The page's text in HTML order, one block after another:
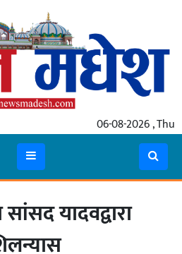
06-08-2026 , Thu
यादवद्वारा